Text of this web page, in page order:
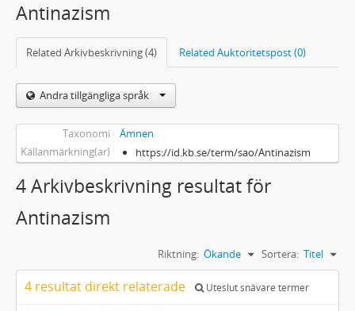
Antinazism
Related Arkivbeskrivning (4) Related Auktoritetspost (0)
Andra tillgängliga språk
Taxonomi
Ämnen
Källanmärkning(ar)
https://id.kb.se/term/sao/Antinazism
4 Arkivbeskrivning resultat för
Antinazism
Sortera: Titel
Riktning: Ökande
4 resultat direkt relaterade Uteslut snävare termer